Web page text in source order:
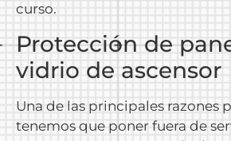
curso.
Protección de
vidrio de ascensor
Una de las principales razones
tenemos que poner fuera de